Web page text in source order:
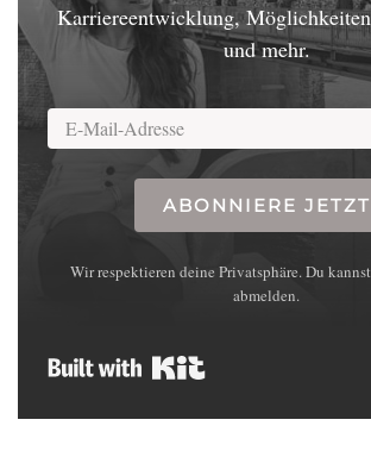
Karriereentwicklung,
und mehr.
ABONNIERE JETZT
Wir respektieren deine Privatsphäre. Du
abmelden.